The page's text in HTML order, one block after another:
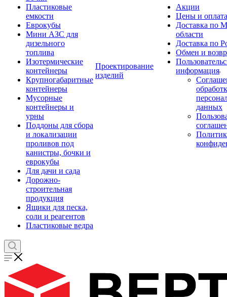
Пластиковые
емкости
Еврокубы
Мини АЗС для
дизельного
топлива
Изотермические
контейнеры
Крупногабаритные
контейнеры
Мусорные
контейнеры и
урны
Поддоны для сбора
и локализации
проливов под
канистры, бочки и
еврокубы
Для дачи и сада
Дорожно-
строительная
продукция
Ящики для песка,
соли и реагентов
Пластиковые ведра
Проектирование
изделий
Акции
Цены и оплата
Доставка по
области
Доставка по
Обмен и
информация
данных